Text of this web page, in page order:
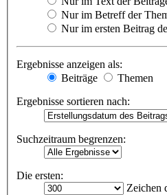
Nur im Betreff der
Nur im ersten Beitrag
Ergebnisse anzeigen als:
Beiträge
Themen
Ergebnisse sortieren nach:
Suchzeitraum begrenzen:
Die ersten:
Zeichen